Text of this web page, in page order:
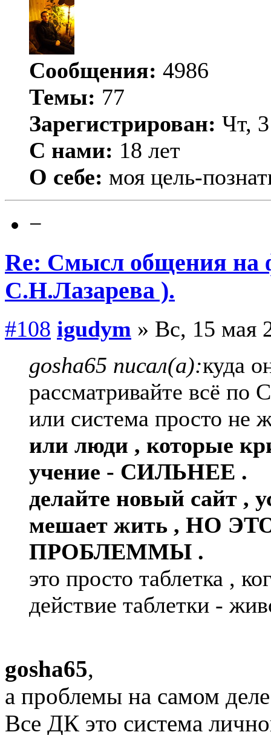
Сообщения: 4986
Темы: 77
Зарегистрирован: Чт,
С нами: 18 лет
О себе: моя цель-
−
Re: Смысл общения на
С.Н.Лазарева ).
#108 igudym » Вс, 15 мая
gosha65 писал(а):куда
рассматривайте всё по
или система просто не
или люди , которые
учение - СИЛЬНЕЕ .
делайте новый сайт ,
мешает жить , НО
ПРОБЛЕММЫ .
это просто таблетка ,
действие таблетки -
gosha65,
а проблемы на самом
Все ДК это система